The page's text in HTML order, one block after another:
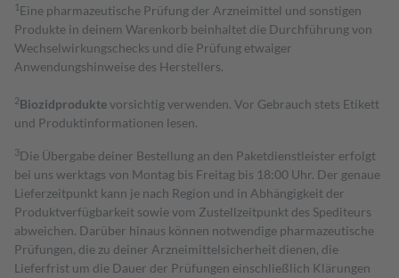
1 Eine pharmazeutische Prüfung der Arzneimittel und sonstigen
Produkte in deinem Warenkorb beinhaltet die Durchführung von
Wechselwirkungschecks und die Prüfung etwaiger
Anwendungshinweise des Herstellers.
2Biozidproduktevorsichtig verwenden. Vor Gebrauch stets Etikett
und Produktinformationen lesen.
3Die Übergabe deiner Bestellung an den Paketdienstleister erfolgt
bei uns werktags von Montag bis Freitag bis 18:00 Uhr. Der genaue
Lieferzeitpunkt kann je nach Region und in Abhängigkeit der
Produktverfügbarkeit sowie vom Zustellzeitpunkt des Spediteurs
abweichen. Darüber hinaus können notwendige pharmazeutische
Prüfungen, die zu deiner Arzneimittelsicherheit dienen, die
Lieferfrist um die Dauer der Prüfungen einschließlich Klärungen